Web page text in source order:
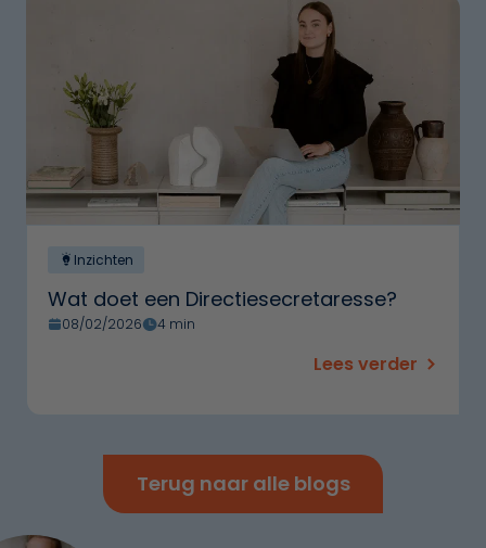
Inzichten
Wat doet een Directiesecretaresse?
08/02/2026 4 min
Lees verder
Terug naar alle blogs